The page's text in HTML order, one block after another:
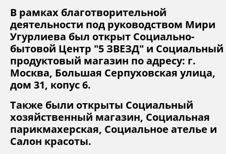
В рамках благотворительной
деятельности под руководством Мири
Угурлиева был открыт Социально-
бытовой Центр "5 ЗВЕЗД" и Социальный
продуктовый магазин по адресу: г.
Москва, Большая Серпуховская улица,
дом 31, копус 6.
Также были открыты Социальный
хозяйственный магазин, Социальная
парикмахерская, Социальное ателье и
Салон красоты.